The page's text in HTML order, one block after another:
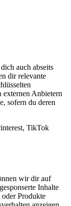
auch abseits
dir relevante
externen Anbietern
sofern du deren
TikTok
wir dir auf
Inhalte
oder Produkte